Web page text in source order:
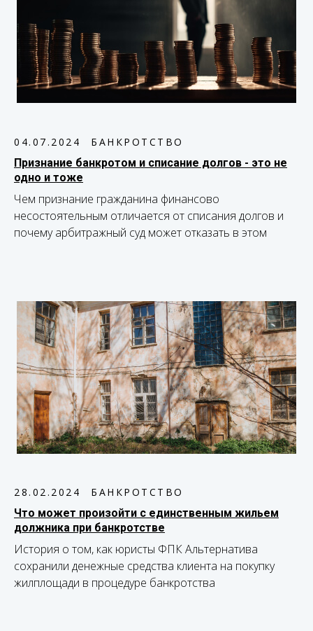
04.07.2024
БАНКРОТСТВО
Признание банкротом и списание долгов - это не
одно и тоже
Чем признание гражданина финансово
несостоятельным отличается от списания долгов и
почему арбитражный суд может отказать в этом
28.02.2024
БАНКРОТСТВО
Что может произойти с единственным жильем
должника при банкротстве
История о том, как юристы ФПК Альтернатива
сохранили денежные средства клиента на покупку
жилплощади в процедуре банкротства